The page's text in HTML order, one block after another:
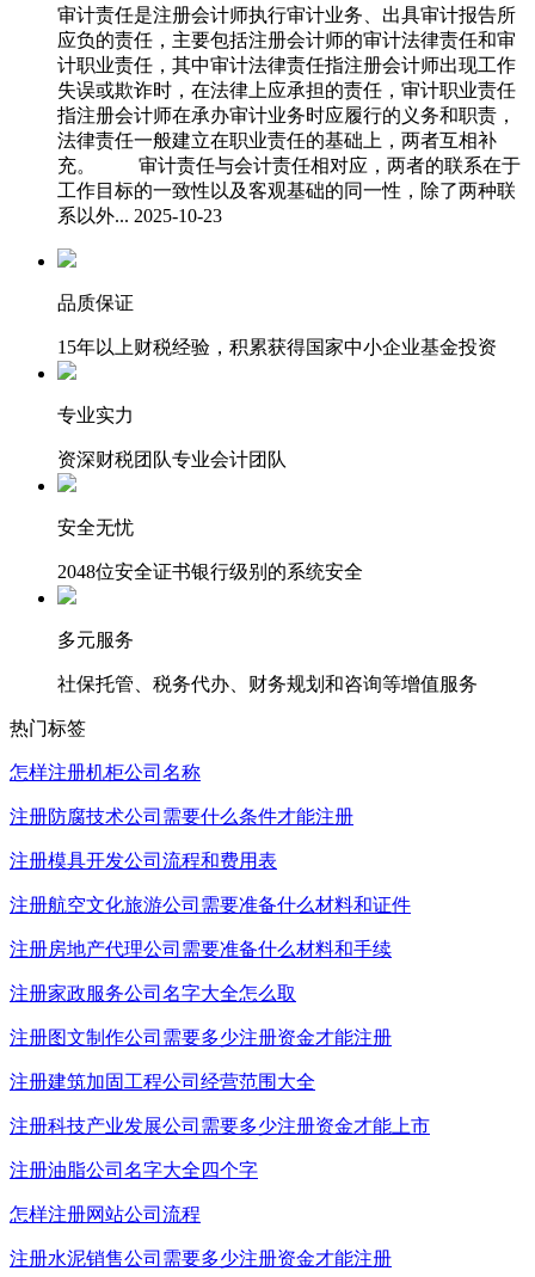
审计责任是注册会计师执行审计业务、出具审计报告所
应负的责任，主要包括注册会计师的审计法律责任和审
计职业责任，其中审计法律责任指注册会计师出现工作
失误或欺诈时，在法律上应承担的责任，审计职业责任
指注册会计师在承办审计业务时应履行的义务和职责，
法律责任一般建立在职业责任的基础上，两者互相补
充。 审计责任与会计责任相对应，两者的联系在于
工作目标的一致性以及客观基础的同一性，除了两种联
系以外... 2025-10-23
品质保证
15年以上财税经验，积累获得国家中小企业基金投资
专业实力
资深财税团队专业会计团队
安全无忧
2048位安全证书银行级别的系统安全
多元服务
社保托管、税务代办、财务规划和咨询等增值服务
热门标签
怎样注册机柜公司名称
注册防腐技术公司需要什么条件才能注册
注册模具开发公司流程和费用表
注册航空文化旅游公司需要准备什么材料和证件
注册房地产代理公司需要准备什么材料和手续
注册家政服务公司名字大全怎么取
注册图文制作公司需要多少注册资金才能注册
注册建筑加固工程公司经营范围大全
注册科技产业发展公司需要多少注册资金才能上市
注册油脂公司名字大全四个字
怎样注册网站公司流程
注册水泥销售公司需要多少注册资金才能注册